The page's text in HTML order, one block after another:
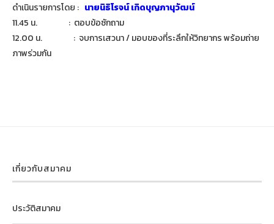
ดำเนินรายการโดย : นายนิธิโรจน์ เกิดบุญภานุวัฒน์
11.45 น. : ตอบข้อซักถาม
12.00 น. : จบการเสวนา / มอบของที่ระลึกให้วิทยากร พร้อมถ่าย
ภาพร่วมกัน
เกี่ยวกับสมาคม
ประวัติสมาคม